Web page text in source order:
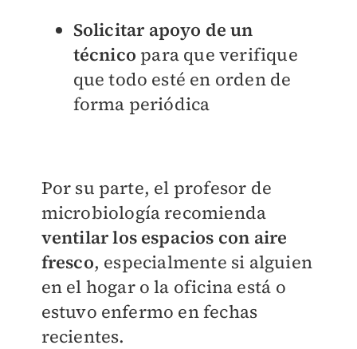
Solicitar apoyo de un
técnico para que verifique
que todo esté en orden de
forma periódica
Por su parte, el profesor de
microbiología recomienda
ventilar los espacios con aire
fresco, especialmente si alguien
en el hogar o la oficina está o
estuvo enfermo en fechas
recientes.